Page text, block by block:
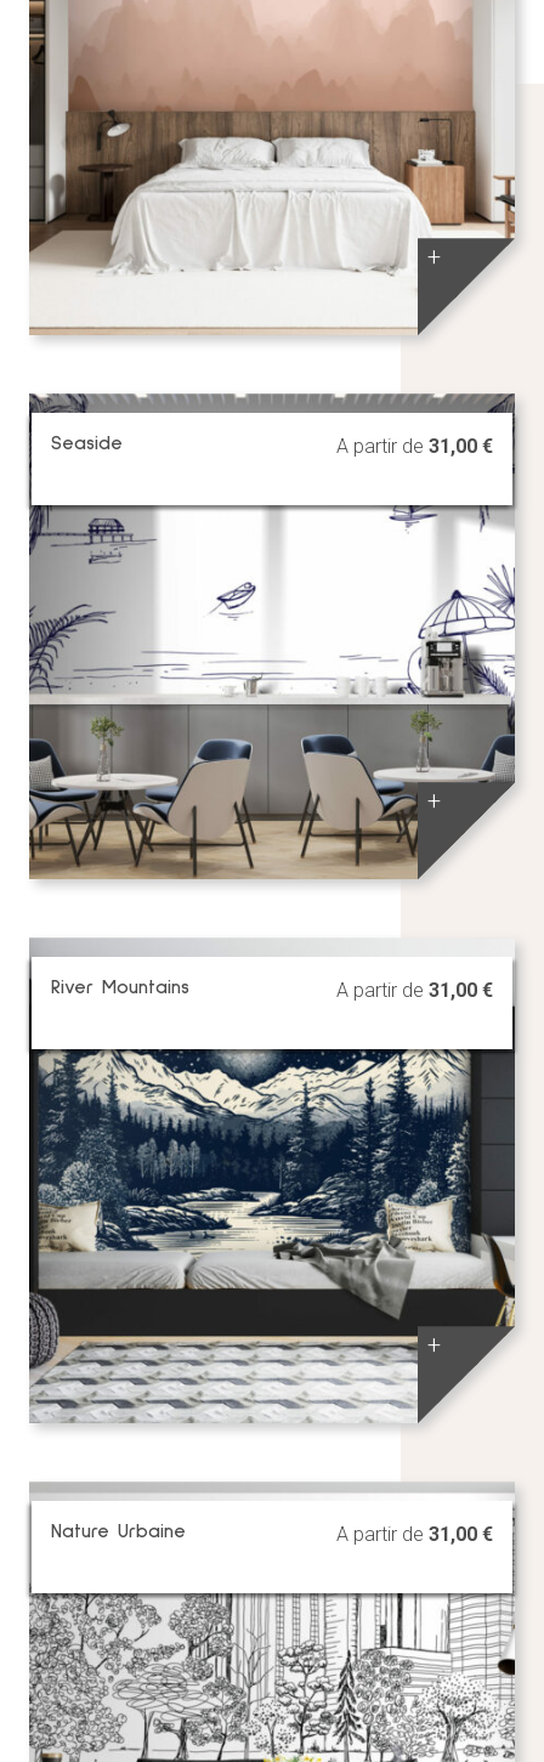
+
Seaside A partir de 31,00 €
+
River Mountains A partir de 31,00 €
+
Nature Urbaine A partir de 31,00 €